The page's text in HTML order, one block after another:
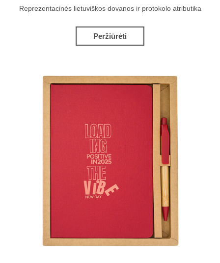
Reprezentacinės lietuviškos dovanos ir protokolo atributika
Peržiūrėti